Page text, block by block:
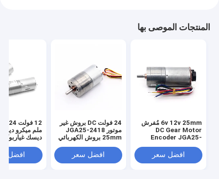
المنتجات الموصى بها
6v 12v 25mm مُفرش
DC Gear Motor
Encoder JGA25-
25mm مُفرش DC Gear
Motor
افضل سعر
24 فولت DC بروش غير
موتور JGA25-2418
25mm بروش الكهربائي
افضل سعر
ملم ميكرو
ديسك
ديسك موتور
افضل